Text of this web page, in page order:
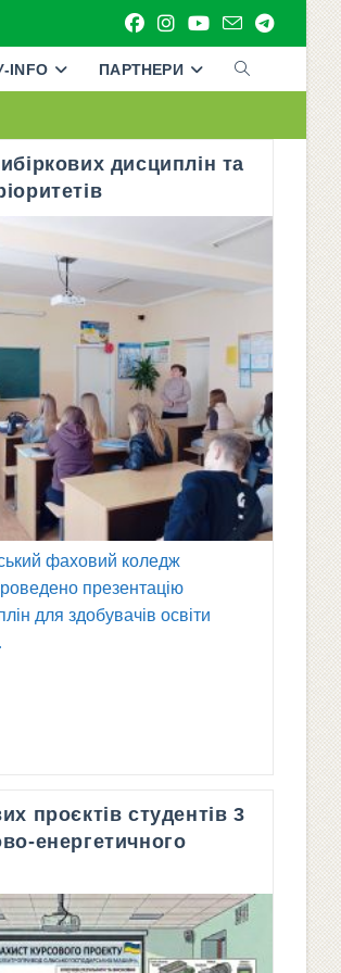
INFO ПАРТНЕРИ ПЕРЕМКНУТИ
НА
дисциплін та
фаховий коледж
презентацію
для здобувачів освіти
проєктів студентів 3
енергетичного